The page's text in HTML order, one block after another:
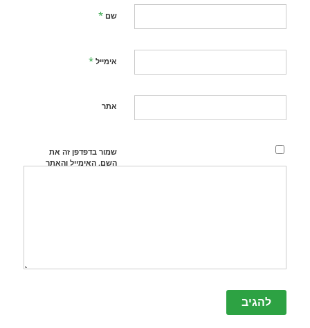
שם *
אימייל *
אתר
שמור בדפדפן זה את
השם, האימייל והאתר